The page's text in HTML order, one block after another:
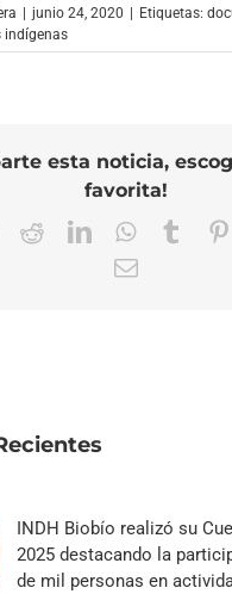
junio 24, 2020 Etiquetas:
indígenas
esta noticia,
favorita!
TwitterRedditLinkedInWhatsApp
Correo
INDH Biobío realizó su
2025 destacando la
de mil personas en